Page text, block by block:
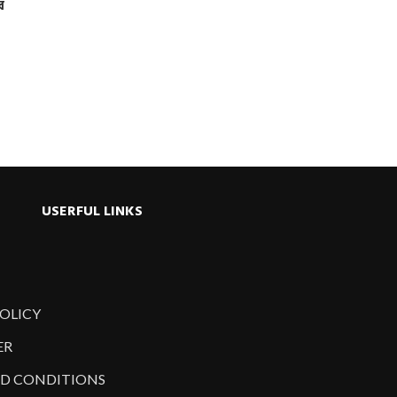
USERFUL LINKS
CONDITIONS